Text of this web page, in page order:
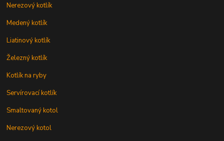
Nerezový kotlík
Medený kotlík
Liatinový kotlík
Železný kotlík
Kotlík na ryby
Servírovací kotlík
Smaltovaný kotol
Nerezový kotol